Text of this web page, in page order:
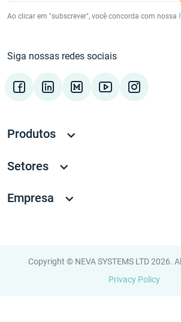
Ao clicar em "subscrever", você concorda com nossa
Siga nossas redes sociais
Produtos
Setores
Empresa
Copyright © NEVA SYSTEMS LTD 2026.
Privacy Policy